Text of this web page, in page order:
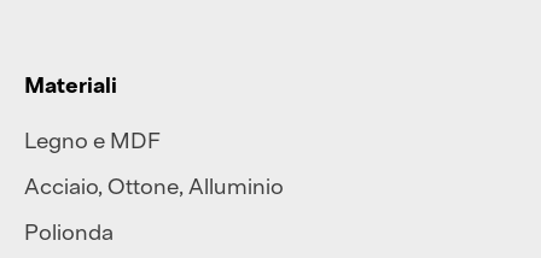
Materiali
Legno e MDF
Acciaio, Ottone, Alluminio
Polionda